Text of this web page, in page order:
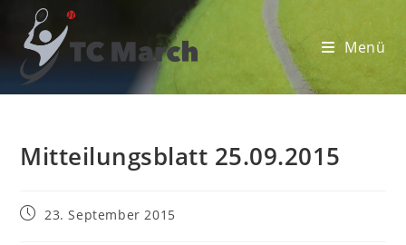
Inhalt
springen
Menü
Mitteilungsblatt 25.09.2015
Beitrag23. September 2015